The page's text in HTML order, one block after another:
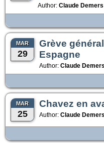
Author: Claude Demers
MAR
29
Grève
Espagne
Author: Claude Demers
MAR
25
Chavez en
Author: Claude Demers